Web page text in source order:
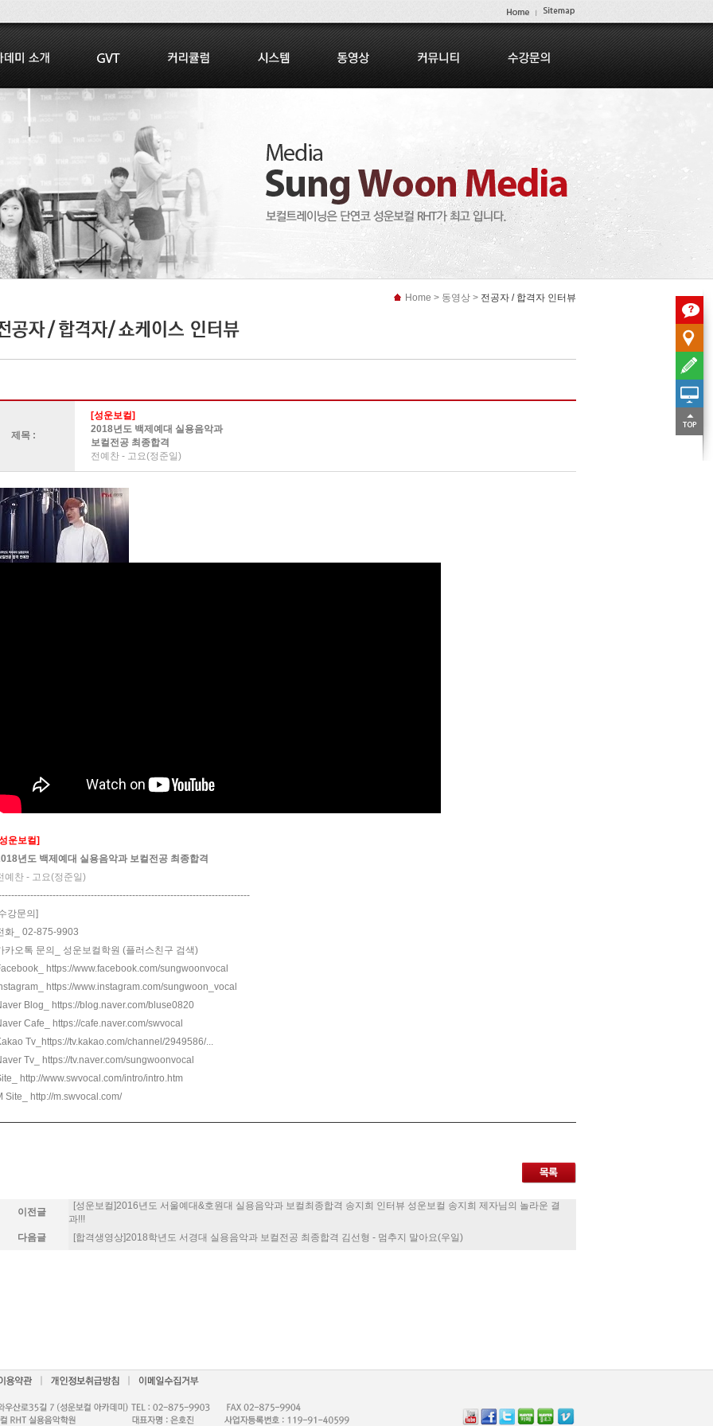
Home > 동영상 > 전공자 / 합격자 인터뷰
제목 :
[성운보컬]
2018년도 백제예대 실용음악과
보컬전공 최종합격
전예찬 - 고요(정준일)
운보컬]
년도 백제예대 실용음악과 보컬전공 최종합격
예찬 - 고요(정준일)
강문의]
화_ 02-875-9903
카오톡 문의_ 성운보컬학원 (플러스친구 검색)
https://www.facebook.com/sungwoonvocal
https://www.instagram.com/sungwoon_vocal
Blog_
https://blog.naver.com/bluse0820
Cafe_
https://cafe.naver.com/swvocal
Tv_https://tv.kakao.com/channel/2949586/...
Tv_
https://tv.naver.com/sungwoonvocal
http://www.swvocal.com/intro/intro.htm
Site_
http://m.swvocal.com/
이전글
[성운보컬]2016년도 서울예대&호원대 실용음악과 보컬최종합격 송지희 인터뷰 성운보컬 송지희 제자님의 놀라운 결
과!!!
다음글
[합격생영상]2018학년도 서경대 실용음악과 보컬전공 최종합격 김선형 - 멈추지 말아요(우일)